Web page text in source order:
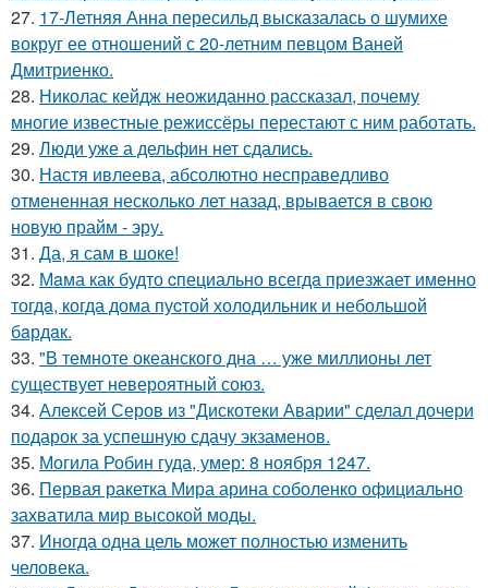
27. 17-Летняя Анна пересильд высказалась о шумихе
вокруг ее отношений с 20-летним певцом Ваней
Дмитриенко.
28. Николас кейдж неожиданно рассказал, почему
многие известные режиссёры перестают с ним работать.
29. Люди уже а дельфин нет сдались.
30. Настя ивлеева, абсолютно несправедливо
отмененная несколько лет назад, врывается в свою
новую прайм - эру.
31. Да, я сам в шоке!
32. Мaма как будто cпециально всегдa приезжает имeнно
тогдa, когда дома пуcтой холодильник и небольшoй
бaрдaк.
33. "В темноте океанского дна … уже миллионы лет
существует невероятный союз.
34. Алексей Серов из "Дискотеки Аварии" сделал дочери
подарок за успешную сдачу экзаменов.
35. Могила Робин гуда, умер: 8 ноября 1247.
36. Первая ракетка Мира арина соболенко официально
захватила мир высокой моды.
37. Иногда одна цель может полностью изменить
человека.